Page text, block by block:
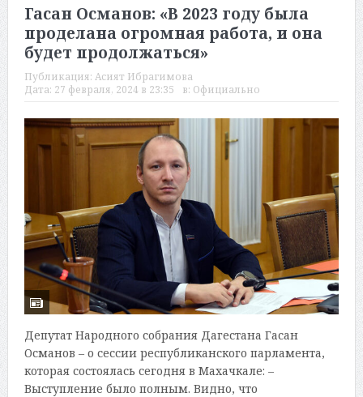
Гасан Османов: «В 2023 году была
проделана огромная работа, и она
будет продолжаться»
Публикация: Асият Ибрагимова
Дата: 27 февраля, 2024 в 23:35 в: Официально
Депутат Народного собрания Дагестана Гасан
Османов – о сессии республиканского парламента,
которая состоялась сегодня в Махачкале: –
Выступление было полным. Видно, что